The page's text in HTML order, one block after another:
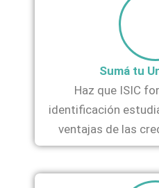
Sumá tu
Haz que ISIC
identificación
ventajas de las